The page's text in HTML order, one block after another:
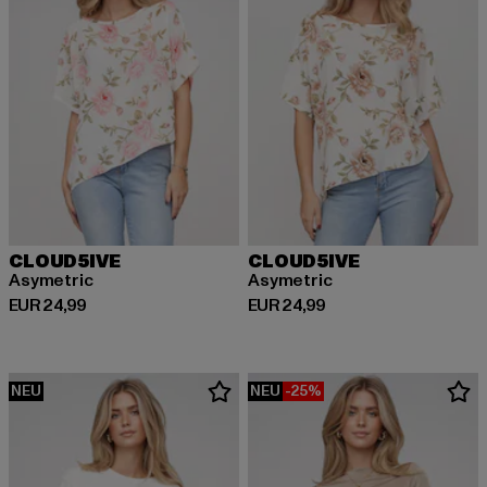
CLOUD5IVE
Asymetric
EUR 24,99
Derzeitiger Preis: EUR 24,99
CLOUD5IVE
Asymetric
EUR 24,99
Derzeitiger Preis: EUR 24,99
NEU NEU -25%